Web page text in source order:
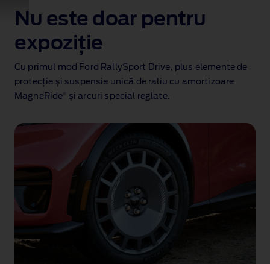
Nu este doar pentru
expoziție
Cu primul mod Ford RallySport Drive, plus elemente de
protecție și suspensie unică de raliu cu amortizoare
MagneRide
și arcuri special reglate.